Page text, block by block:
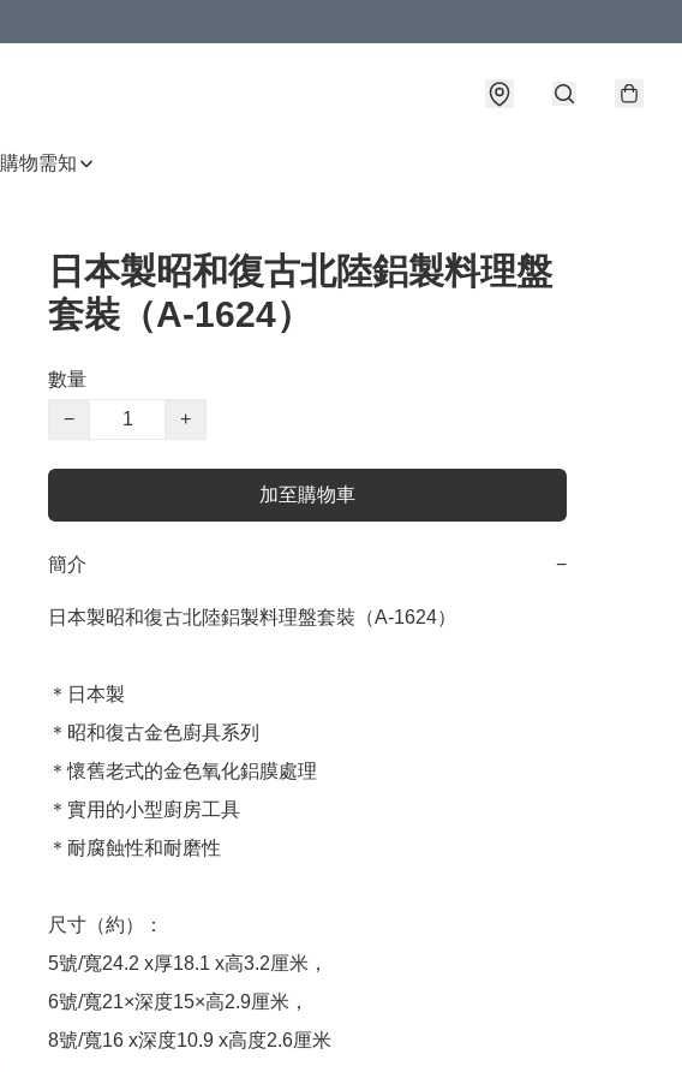
購物需知
日本製昭和復古北陸鋁製料理盤
套裝（A-1624）
數量
−
+
加至購物車
簡介 −
日本製昭和復古北陸鋁製料理盤套裝（A-1624）
＊日本製
＊昭和復古金色廚具系列
＊懷舊老式的金色氧化鋁膜處理
＊實用的小型廚房工具
＊耐腐蝕性和耐磨性
尺寸（約）：
5號/寬24.2 x厚18.1 x高3.2厘米，
6號/寬21×深度15×高2.9厘米，
8號/寬16 x深度10.9 x高度2.6厘米